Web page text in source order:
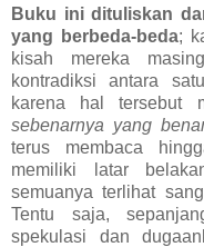
Buku ini dituliskan
yang berbeda-beda;
kisah mereka
kontradiksi antara
karena hal tersebut
sebenarnya yang
terus membaca
memiliki latar
semuanya terlihat
Tentu saja,
spekulasi dan